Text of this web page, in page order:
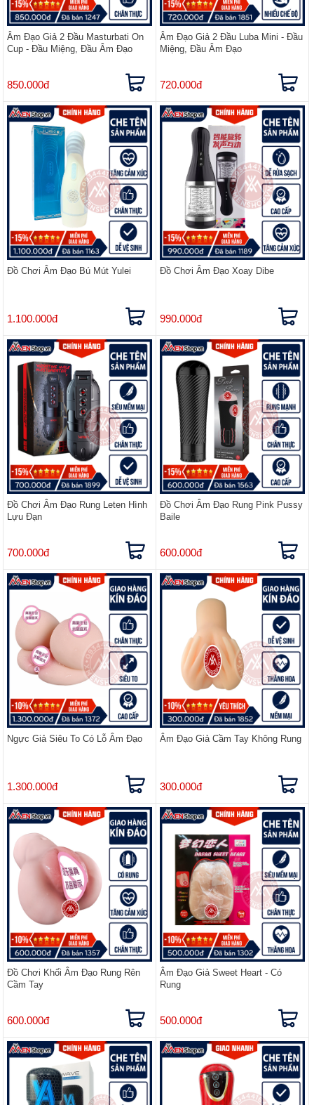
Âm Đạo Giả 2 Đầu Masturbati On
Cup - Đầu Miệng, Đầu Âm Đạo
850.000đ
Âm Đạo Giả 2 Đầu Luba Mini - Đầu
Miệng, Đầu Âm Đạo
720.000đ
Đồ Chơi Âm Đạo Bú Mút Yulei
1.100.000đ
Đồ Chơi Âm Đạo Xoay Dibe
990.000đ
Đồ Chơi Âm Đạo Rung Leten Hình
Lựu Đạn
700.000đ
Đồ Chơi Âm Đạo Rung Pink Pussy
Baile
600.000đ
Ngực Giả Siêu To Có Lỗ Âm Đạo
1.300.000đ
Âm Đạo Giả Cầm Tay Không Rung
300.000đ
Đồ Chơi Khối Âm Đạo Rung Rên
Cầm Tay
600.000đ
Âm Đạo Giả Sweet Heart - Có
Rung
500.000đ